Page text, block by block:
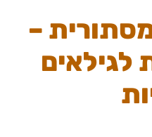
–
לגילאים